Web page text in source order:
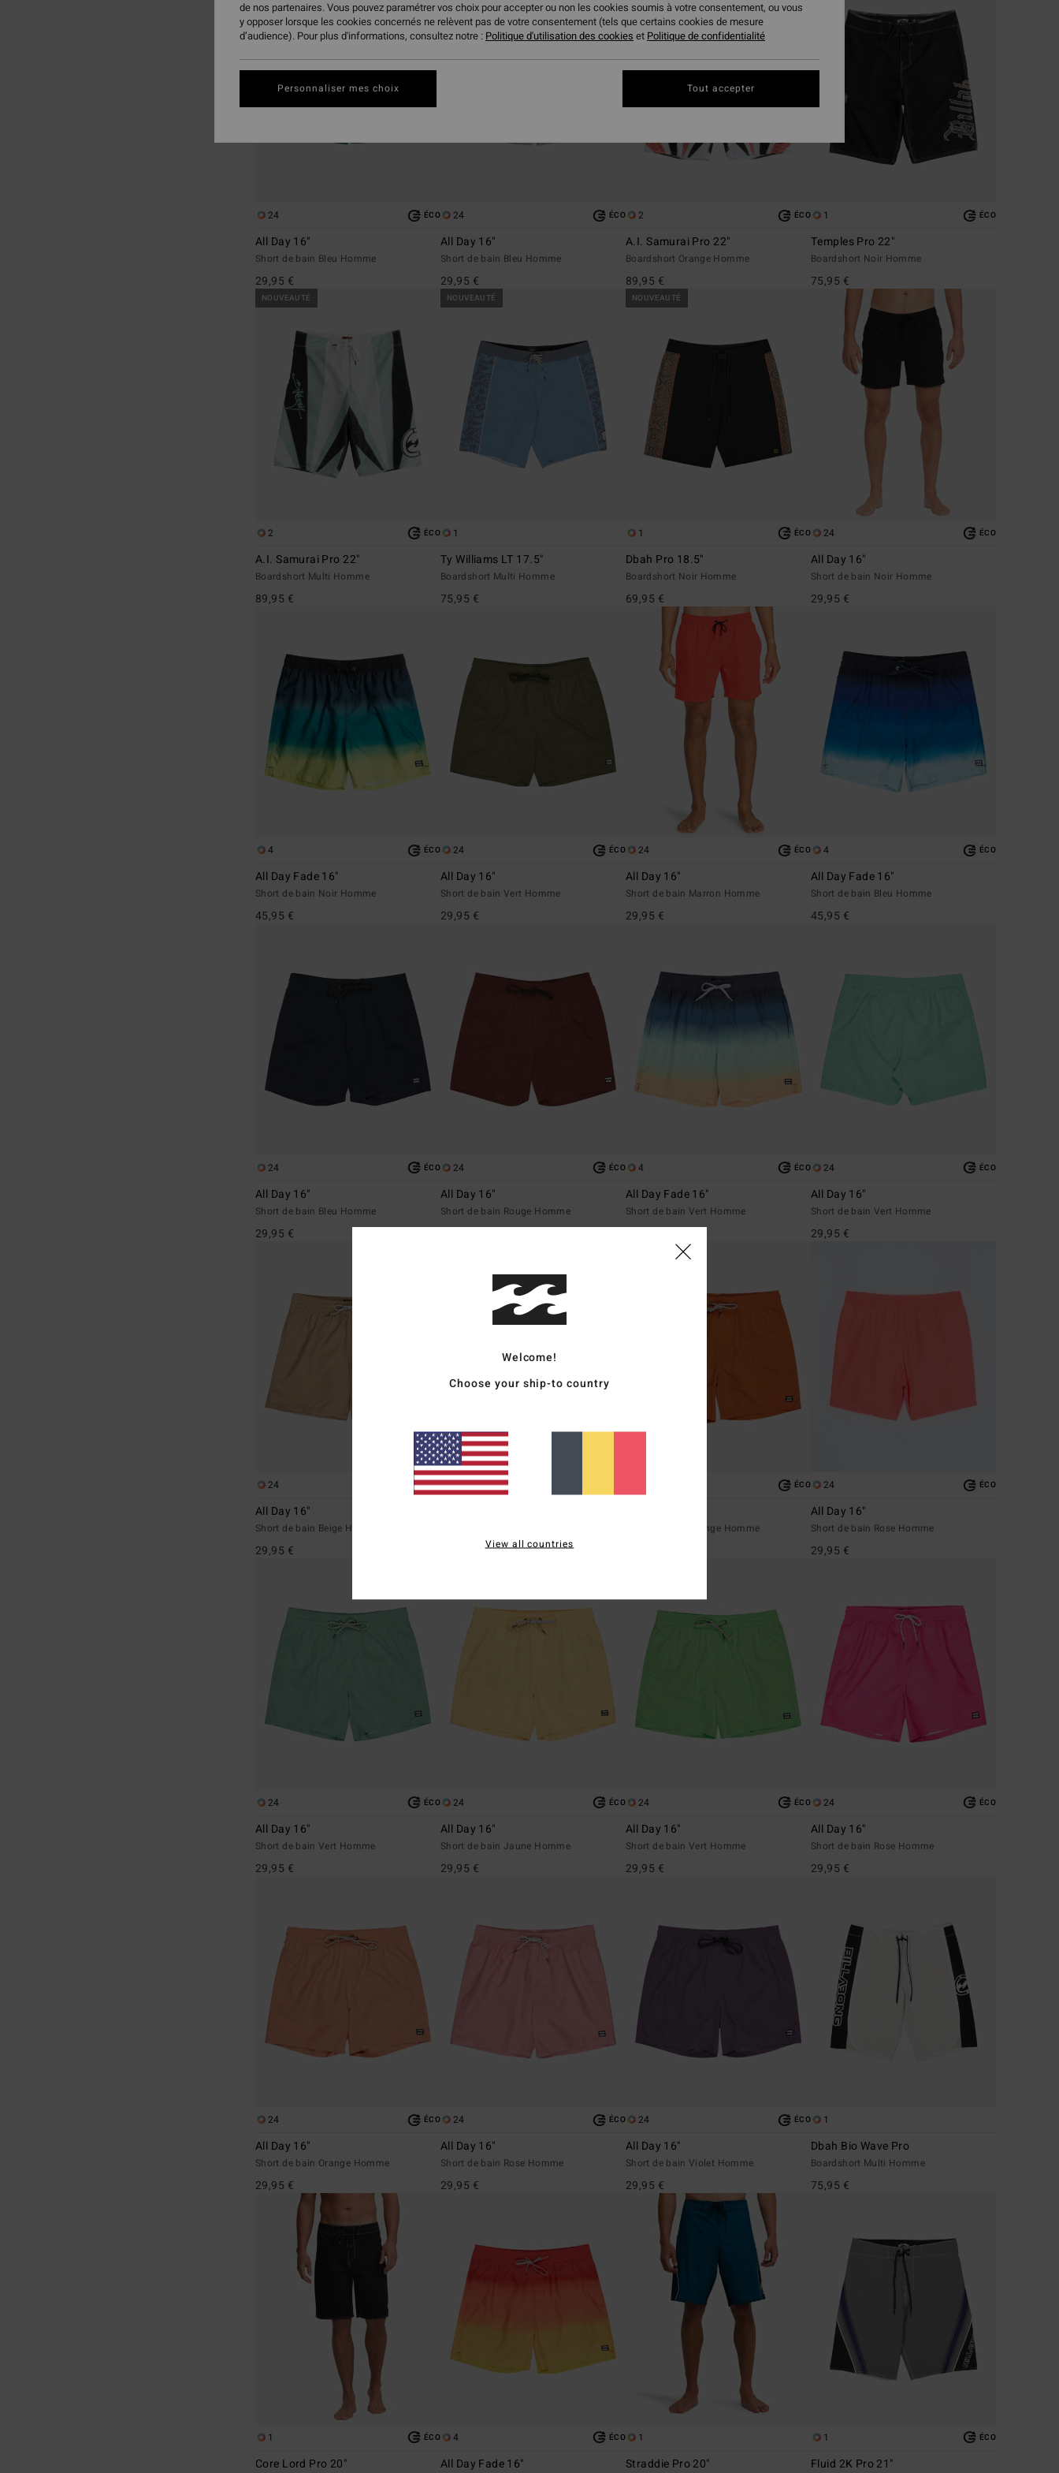
critères
de
de
recherche
trier
par
24 ÉCO
All Day 16"
Short de bain Bleu Homme
29,95 €
24 ÉCO
All Day 16"
Short de bain Bleu Homme
29,95 €
2 ÉCO
A.I. Samurai Pro 22"
Boardshort Orange Homme
89,95 €
1 ÉCO
Temples Pro 22"
Boardshort Noir Homme
75,95 €
NOUVEAUTÉ
2 ÉCO
A.I. Samurai Pro 22"
Boardshort Multi Homme
89,95 €
NOUVEAUTÉ
1
Ty Williams LT 17.5"
Boardshort Multi Homme
75,95 €
NOUVEAUTÉ
1 ÉCO
Dbah Pro 18.5"
Boardshort Noir Homme
69,95 €
24 ÉCO
All Day 16"
Short de bain Noir Homme
29,95 €
4 ÉCO
All Day Fade 16"
Short de bain Noir Homme
45,95 €
24 ÉCO
All Day 16"
Short de bain Vert Homme
29,95 €
24 ÉCO
All Day 16"
Short de bain Marron Homme
29,95 €
4 ÉCO
All Day Fade 16"
Short de bain Bleu Homme
45,95 €
24 ÉCO
All Day 16"
Short de bain Bleu Homme
29,95 €
24 ÉCO
All Day 16"
Short de bain Rouge Homme
4 ÉCO
All Day Fade 16"
Short de bain Vert Homme
24 ÉCO
All Day 16"
Short de bain Vert Homme
29,95 €
24 ÉCO
All Day 16"
Short de bain Beige Homme
29,95 €
24 ÉCO
Short de bain Orange Homme
24 ÉCO
All Day 16"
Short de bain Rose Homme
29,95 €
24 ÉCO
All Day 16"
Short de bain Vert Homme
29,95 €
24 ÉCO
All Day 16"
Short de bain Jaune Homme
29,95 €
24 ÉCO
All Day 16"
Short de bain Vert Homme
29,95 €
24 ÉCO
All Day 16"
Short de bain Rose Homme
29,95 €
24 ÉCO
All Day 16"
Short de bain Orange Homme
29,95 €
24 ÉCO
All Day 16"
Short de bain Rose Homme
29,95 €
24 ÉCO
All Day 16"
Short de bain Violet Homme
29,95 €
1
Dbah Bio Wave Pro
Boardshort Multi Homme
75,95 €
1 ÉCO
Core Lord Pro 20"
4 ÉCO
All Day Fade 16"
1
Straddie Pro 20"
1 ÉCO
Fluid 2K Pro 21"
Welcome!
Choose your ship-to country
View all countries
de nos partenaires. Vous pouvez paramétrer vos choix pour accepter ou non les cookies soumis à votre consentement, ou vous
y opposer lorsque les cookies concernés ne relèvent pas de votre consentement (tels que certains cookies de mesure
d’audience). Pour plus d'informations, consultez notre : Politique d'utilisation des cookies et Politique de confidentialité
Personnaliser mes choix Tout accepter